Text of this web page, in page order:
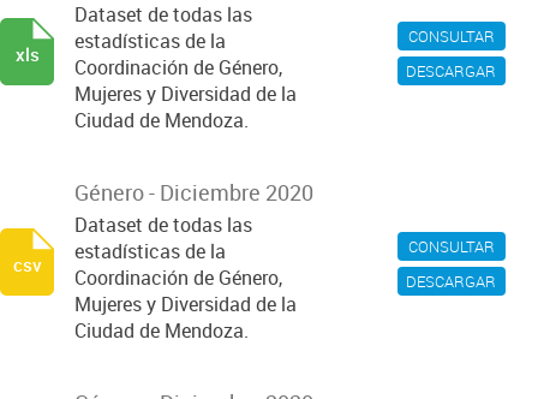
CONSULTAR
DESCARGAR
Dataset de todas las
estadísticas de la
Coordinación de Género,
Mujeres y Diversidad de la
Ciudad de Mendoza.
xls
CONSULTAR
DESCARGAR
Género - Diciembre 2020
Dataset de todas las
estadísticas de la
Coordinación de Género,
Mujeres y Diversidad de la
Ciudad de Mendoza.
csv